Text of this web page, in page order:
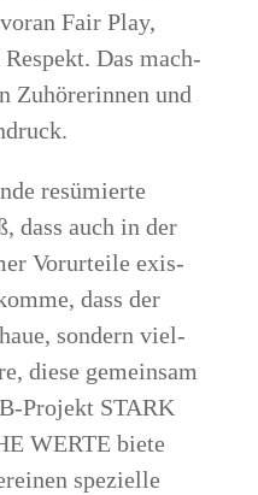
Fair Play,
Das mach­
Zuhö­re­rin­nen und
resü­mier­te
dass auch in der
Vor­ur­tei­le exis­
dass der
son­dern viel­
die­se gemein­sam
Pro­jekt STARK
WER­TE bie­te
spe­zi­el­le